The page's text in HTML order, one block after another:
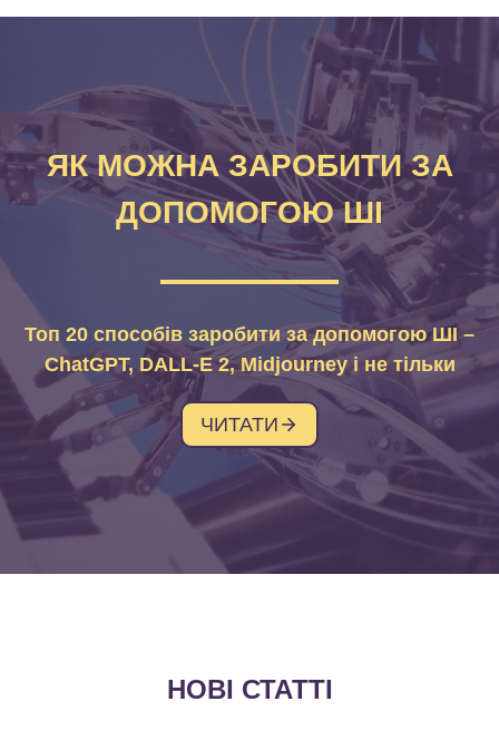
ЯК МОЖНА ЗАРОБИТИ ЗА
ДОПОМОГОЮ ШІ
Топ 20 способів заробити за допомогою ШІ –
ChatGPT, DALL-E 2, Midjourney і не тільки
ЧИТАТИ
НОВІ СТАТТІ